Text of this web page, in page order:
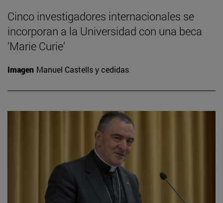
Cinco investigadores internacionales se
incorporan a la Universidad con una beca
‘Marie Curie’
Imagen Manuel Castells y cedidas